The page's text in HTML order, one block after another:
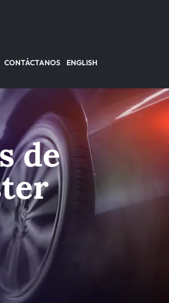
CONTÁCTANOS ENGLISH
de